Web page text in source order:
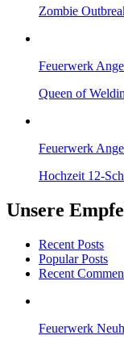
Zombie
Feuerwerk
Queen of
Feuerwerk
Hochzeit 12-
Unsere
Recent Posts
Popular Posts
Recent
Feuerwerk